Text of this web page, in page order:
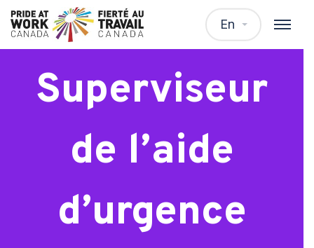
En
WTP –
Superviseur
de l’aide
d’urgence